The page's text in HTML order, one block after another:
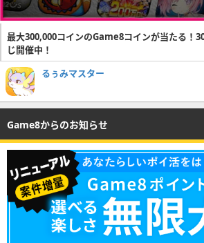
最大300,000コインのGame8コインが当たる！
じ開催中！
るぅみマスター
Game8からのお知らせ